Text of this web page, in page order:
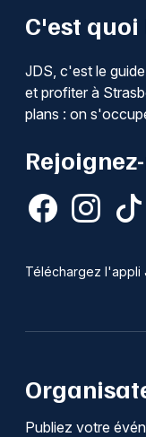
C'est quoi
JDS, c'est le
et profiter à
plans : on
Téléchargez l'appli
Publiez votre